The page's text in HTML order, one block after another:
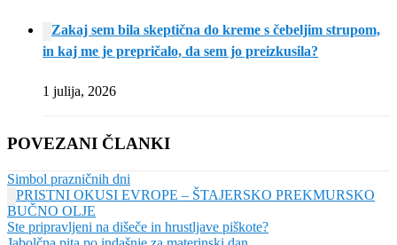
Zakaj sem bila skeptična do kreme s čebeljim strupom,
in kaj me je prepričalo, da sem jo preizkusila?
1 julija, 2026
POVEZANI ČLANKI
Simbol prazničnih dni
PRISTNI OKUSI EVROPE – ŠTAJERSKO PREKMURSKO
BUČNO OLJE
Ste pripravljeni na dišeče in hrustljave piškote?